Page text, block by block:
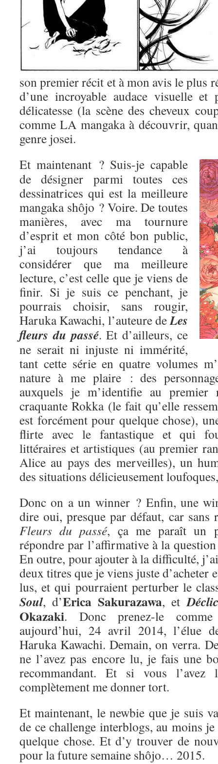
son premier récit et à mon avis le plus
d’une incroyable audace visuelle et
délicatesse (la scène des cheveux
comme LA mangaka à découvrir,
genre josei.
Et maintenant ? Suis-je capable
de désigner parmi toutes ces
dessinatrices qui est la meilleure
mangaka shôjo ? Voire. De toutes
manières, avec ma tournure
d’esprit et mon côté bon public,
j’ai toujours tendance à
considérer que ma meilleure
lecture, c’est celle que je viens de
finir. Si je suis ce penchant, je
pourrais choisir, sans rougir,
Haruka Kawachi, l’auteure deLes
fleurs du passé. Et d’ailleurs, ce
ne serait ni injuste ni immérité,
tant cette série en quatre volumes
nature à me plaire : des
auxquels je m’identifie au premier
craquante Rokka (le fait qu’elle
est forcément pour quelque chose),
flirte avec le fantastique et qui
littéraires et artistiques (au premier
Alice au pays des merveilles), un
des situations délicieusement
Donc on a un winner ? Enfin, une
dire oui, presque par défaut, car sans
Fleurs du passé, ça me paraît un
répondre par l’affirmative à la
En outre, pour ajouter à la difficulté,
deux titres que je viens juste d’acheter
lus, et qui pourraient perturber le
Soul, d’Erica Sakurazawa, et
Okazaki. Donc prenez-le
aujourd’hui, 24 avril 2014, l’élue
Haruka Kawachi. Demain, on verra.
ne l’avez pas encore lu, je fais une
recommandant. Et si vous l’avez
complètement me donner tort.
Et maintenant, le newbie que je suis
de ce challenge interblogs, au moins
quelque chose. Et d’y trouver de
pour la future semaine shôjo… 2015.